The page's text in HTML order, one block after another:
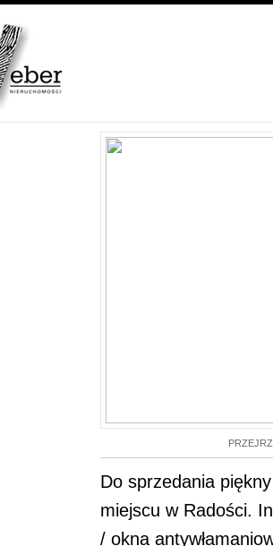
Do sprzedania
miejscu w Radości.
/ okna